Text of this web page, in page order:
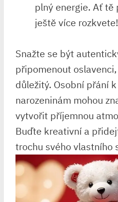
plný energie. Ať​
ještě více
Snažte se být
připomenout
důležitý. Osobní⁤ přání
narozeninám mohou
vytvořit⁤ příjemnou
Buďte kreativní a
trochu svého vlastního